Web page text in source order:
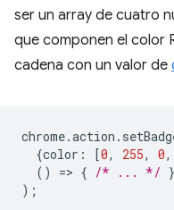
ser un array de cuatro
que componen el color
cadena con un valor de
chrome.action .
{color : [0, 255, 0,
()
=> { /* ... */
);